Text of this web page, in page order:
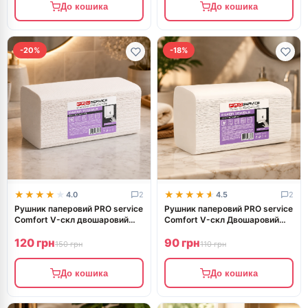
До кошика До кошика
-20%
★★★★★
★★★★★ 4.0 2
Рушник паперовий PRO service
Comfort V-скл двошаровий
120 грн150 грн
До кошика
-18%
★★★★★
★★★★★ 4.5 2
Рушник паперовий PRO service
Comfort V-скл Двошаровий
90 грн110 грн
До кошика